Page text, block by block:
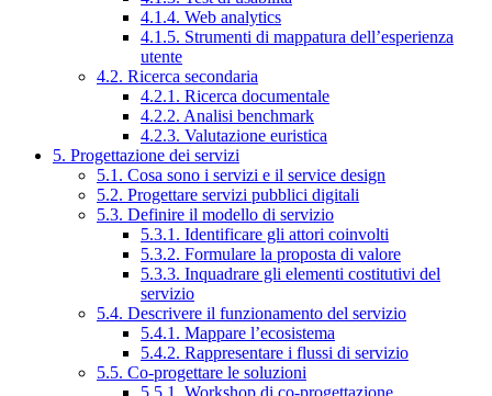
4.1.4. Web analytics
4.1.5. Strumenti di mappatura dell’esperienza
utente
4.2. Ricerca secondaria
4.2.1. Ricerca documentale
4.2.2. Analisi benchmark
4.2.3. Valutazione euristica
5. Progettazione dei servizi
5.1. Cosa sono i servizi e il service design
5.2. Progettare servizi pubblici digitali
5.3. Definire il modello di servizio
5.3.1. Identificare gli attori coinvolti
5.3.2. Formulare la proposta di valore
5.3.3. Inquadrare gli elementi costitutivi del
servizio
5.4. Descrivere il funzionamento del servizio
5.4.1. Mappare l’ecosistema
5.4.2. Rappresentare i flussi di servizio
5.5. Co-progettare le soluzioni
5.5.1. Workshop di co-progettazione